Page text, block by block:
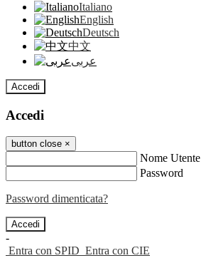
Italiano
English
Deutsch
中文
عربى
Accedi
Accedi
button close ×
Nome Utente
Password
Password dimenticata?
-
Entra con SPID Entra con CIE